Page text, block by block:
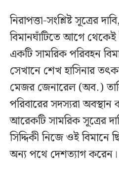
নিরাপত্তা-সংশ্লিষ্ট সূত্রের
বিমানঘাঁটিতে আগে থেকেই
একটি সামরিক পরিবহন
সেখানে শেখ হাসিনার
মেজর জেনারেল (অব.)
পরিবারের সদস্যরা
আরেকটি সামরিক সূত্রের
সিদ্দিকী নিজে ওই বিমানে
অন্য পথে দেশত্যাগ করেন।